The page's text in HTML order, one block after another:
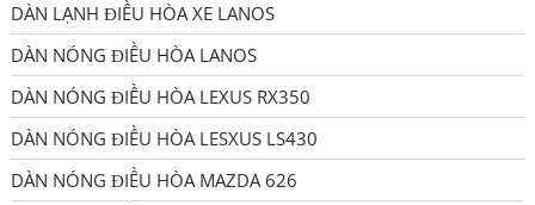
DÀN LẠNH ĐIỀU HÒA XE LANOS
DÀN NÓNG ĐIỀU HÒA LANOS
DÀN NÓNG ĐIỀU HÒA LEXUS RX350
DÀN NÓNG ĐIỀU HÒA LESXUS LS430
DÀN NÓNG ĐIỀU HÒA MAZDA 626